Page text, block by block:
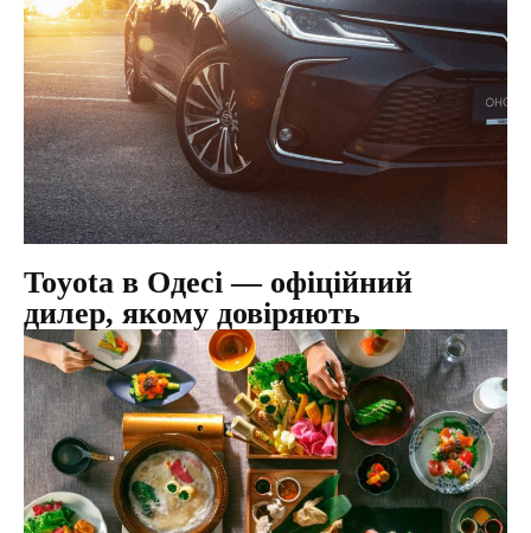
Toyota в Одесі — офіційний
дилер, якому довіряють